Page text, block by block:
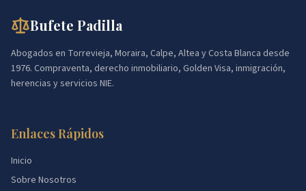
Bufete Padilla
Abogados en Torrevieja, Moraira, Calpe, Altea y Costa Blanca desde
1976. Compraventa, derecho inmobiliario, Golden Visa, inmigración,
herencias y servicios NIE.
Enlaces Rápidos
Inicio
Sobre Nosotros